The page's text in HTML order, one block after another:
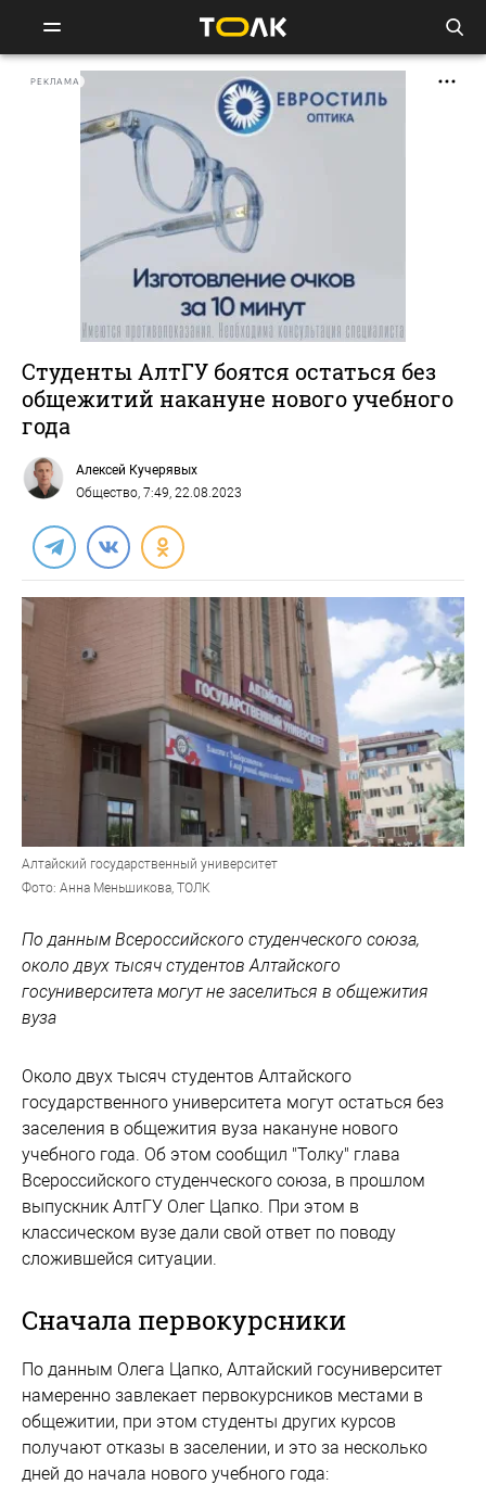
РЕКЛАМА
Студенты АлтГУ боятся остаться без
общежитий накануне нового учебного
года
Алексей Кучерявых
Общество, 7:49, 22.08.2023
Алтайский государственный университет
Фото: Анна Меньшикова, ТОЛК
По данным Всероссийского студенческого союза,
около двух тысяч студентов Алтайского
госуниверситета могут не заселиться в общежития
вуза
Около двух тысяч студентов Алтайского
государственного университета могут остаться без
заселения в общежития вуза накануне нового
учебного года. Об этом сообщил "Толку" глава
Всероссийского студенческого союза, в прошлом
выпускник АлтГУ Олег Цапко. При этом в
классическом вузе дали свой ответ по поводу
сложившейся ситуации.
Сначала первокурсники
По данным Олега Цапко, Алтайский госуниверситет
намеренно завлекает первокурсников местами в
общежитии, при этом студенты других курсов
получают отказы в заселении, и это за несколько
дней до начала нового учебного года: